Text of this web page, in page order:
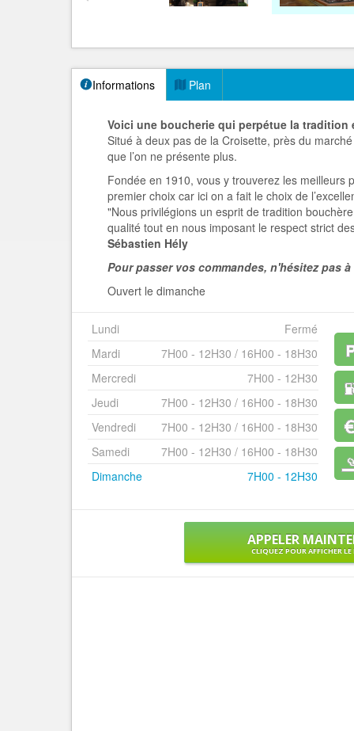
Informations Plan
Voici une boucherie qui perpétue la
Situé à deux pas de la Croisette, près du
que l’on ne présente plus.
Fondée en 1910, vous y trouverez les meilleurs
premier choix car ici on a fait le choix de
"Nous privilégions un esprit de tradition
qualité tout en nous imposant le respect strict
Sébastien Hély
Pour passer vos commandes, n'hésitez pas à
Ouvert le dimanche
Lundi
Fermé
Mardi
7H00 - 12H30 / 16H00 - 18H30
Mercredi
7H00 - 12H30
Jeudi
7H00 - 12H30 / 16H00 - 18H30
Vendredi
7H00 - 12H30 / 16H00 - 18H30
Samedi
7H00 - 12H30 / 16H00 - 18H30
Dimanche
7H00 - 12H30
APPELER
CLIQUEZ POUR AFFICHER